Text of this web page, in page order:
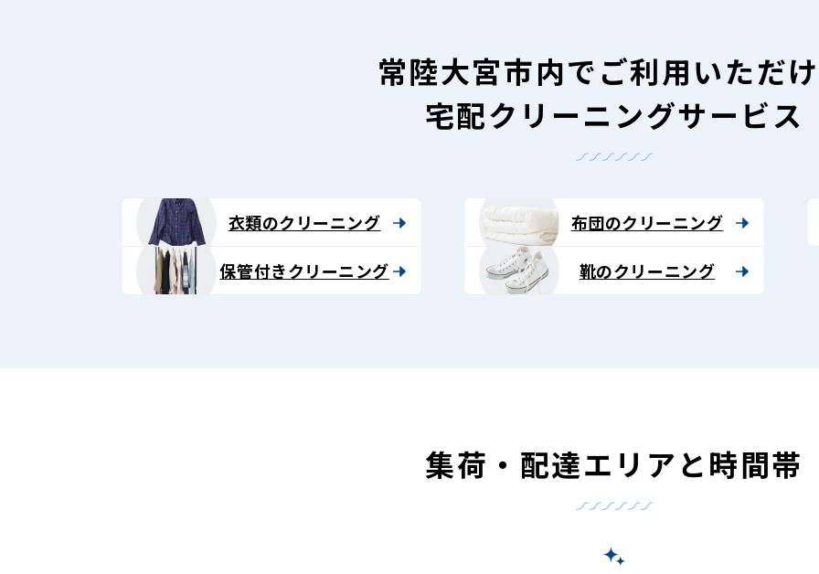
常陸大宮市内でご利用いただ
宅配クリーニングサービス
衣類のクリーニング
保管付きクリーニング
布団のクリーニング
靴のクリーニング
集荷・配達エリアと時間帯